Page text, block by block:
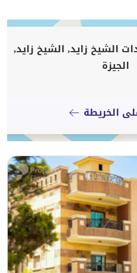
الشيخ زايد, الشيخ زايد,
الجيزة
الخريطة